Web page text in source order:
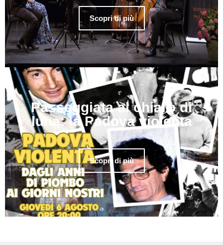
Scopri di più
Passeggiata al chiaro di
luna: la Padova violenta
Scopri di più